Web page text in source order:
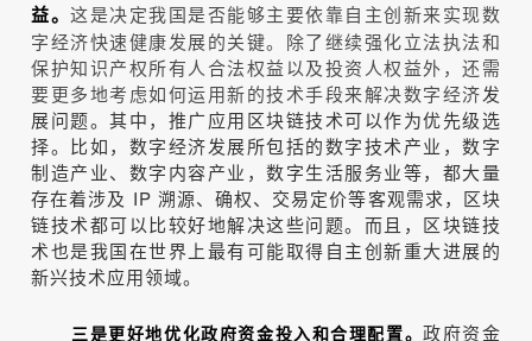
益。这是决定我国是否能够主要依靠自主创新来实现数
字经济快速健康发展的关键。除了继续强化立法执法和
保护知识产权所有人合法权益以及投资人权益外，还需
要更多地考虑如何运用新的技术手段来解决数字经济发
展问题。其中，推广应用区块链技术可以作为优先级选
择。比如，数字经济发展所包括的数字技术产业，数字
制造产业、数字内容产业，数字生活服务业等，都大量
存在着涉及 IP 溯源、确权、交易定价等客观需求，区块
链技术都可以比较好地解决这些问题。而且，区块链技
术也是我国在世界上最有可能取得自主创新重大进展的
新兴技术应用领域。
三是更好地优化政府资金投入和合理配置。政府资金